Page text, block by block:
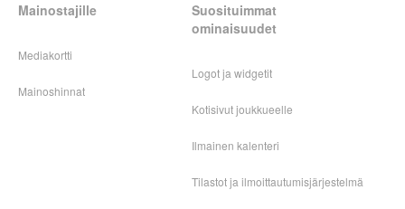
Mainostajille
Mediakortti
Mainoshinnat
Suosituimmat
ominaisuudet
Logot ja widgetit
Kotisivut joukkueelle
Ilmainen kalenteri
Tilastot ja ilmoittautumisjärjestelmä